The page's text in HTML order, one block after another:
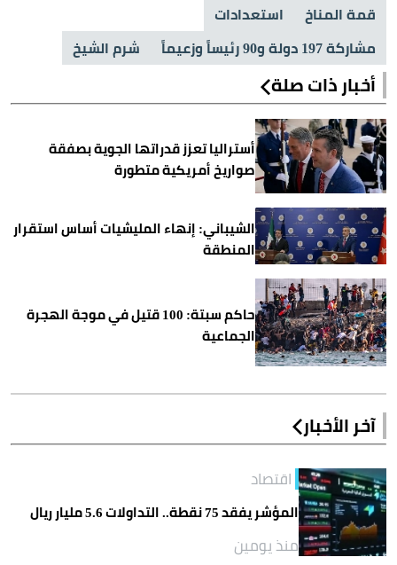
قمة المناخ
استعدادات
مشاركة 197 دولة و90 رئيساً وزعيماً
شرم الشيخ
أخبار ذات صلة
أستراليا تعزز قدراتها الجوية بصفقة
صواريخ أمريكية متطورة
الشيباني: إنهاء المليشيات أساس استقرار
المنطقة
حاكم سبتة: 100 قتيل في موجة الهجرة
الجماعية
آخر الأخبار
اقتصاد
المؤشر يفقد 75 نقطة.. التداولات 5.6 مليار ريال
منذ يومين